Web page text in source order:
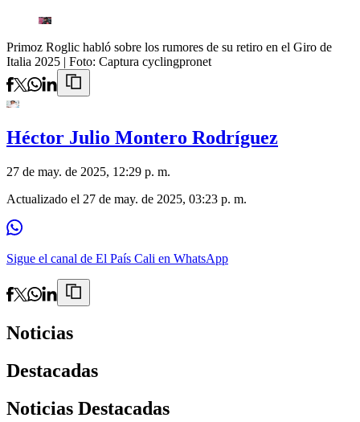
Primoz Roglic habló sobre los rumores de su retiro en el Giro de
Italia 2025 | Foto: Captura cyclingpronet
Héctor Julio Montero Rodríguez
27 de may. de 2025, 12:29 p. m.
Actualizado el 27 de may. de 2025, 03:23 p. m.
Sigue el canal de El País Cali en WhatsApp
Noticias
Destacadas
Noticias Destacadas